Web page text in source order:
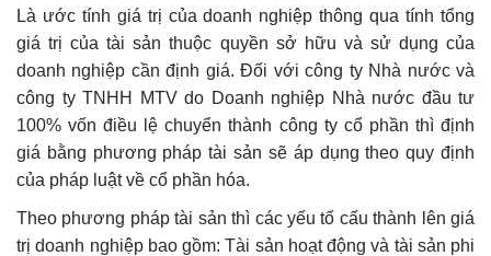
Là ước tính giá trị của doanh nghiệp thông qua tính tổng
giá trị của tài sản thuộc quyền sở hữu và sử dụng của
doanh nghiệp cần định giá. Đối với công ty Nhà nước và
công ty TNHH MTV do Doanh nghiệp Nhà nước đầu tư
100% vốn điều lệ chuyển thành công ty cổ phần thì định
giá bằng phương pháp tài sản sẽ áp dụng theo quy định
của pháp luật về cổ phần hóa.
Theo phương pháp tài sản thì các yếu tố cấu thành lên giá
trị doanh nghiệp bao gồm: Tài sản hoạt động và tài sản phi